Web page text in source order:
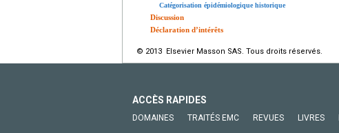
Catégorisation épidémiologique historique
Discussion
Déclaration d’intérêts
© 2013 Elsevier Masson SAS. Tous droits réservés.
ACCÈS RAPIDES
DOMAINES TRAITÉS EMC REVUES LIVRES